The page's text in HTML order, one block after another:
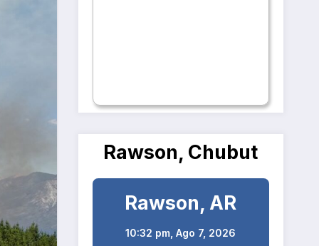
Rawson, Chubut
Rawson, AR
10:32 pm,Ago 7, 2026